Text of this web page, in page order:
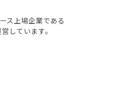
ス上場企業である
しています。